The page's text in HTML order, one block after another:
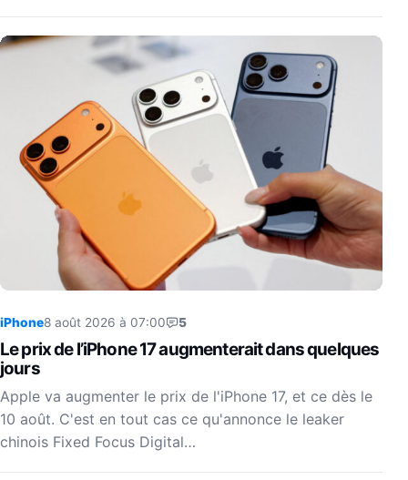
iPhone8 août 2026 à 07:00 5
Le prix de l’iPhone 17 augmenterait dans quelques
jours
Apple va augmenter le prix de l'iPhone 17, et ce dès le
10 août. C'est en tout cas ce qu'annonce le leaker
chinois Fixed Focus Digital…